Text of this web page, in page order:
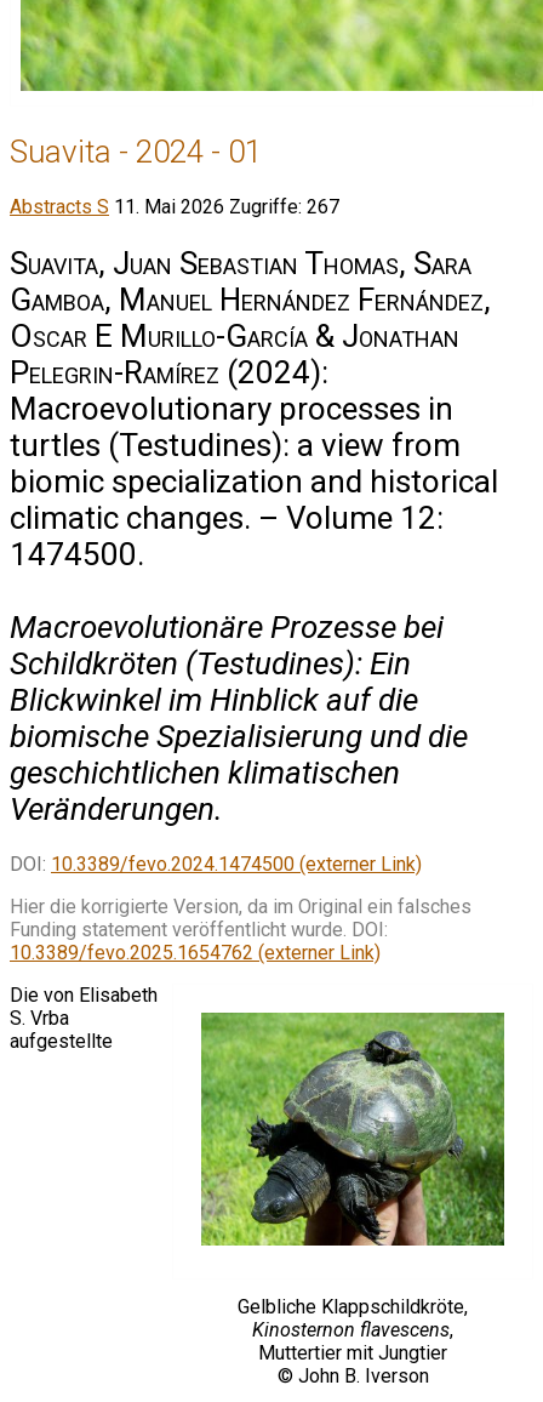
Suavita - 2024 - 01
Abstracts S 11. Mai 2026 Zugriffe: 267
Suavita, Juan Sebastian Thomas, Sara
Gamboa, Manuel Hernández Fernández,
Oscar E Murillo-García & Jonathan
Pelegrin-Ramírez (2024):
Macroevolutionary processes in
turtles (Testudines): a view from
biomic specialization and historical
climatic changes. – Volume 12:
1474500.
Macroevolutionäre Prozesse bei
Schildkröten (Testudines): Ein
Blickwinkel im Hinblick auf die
biomische Spezialisierung und die
geschichtlichen klimatischen
Veränderungen.
DOI: 10.3389/fevo.2024.1474500 (externer Link)
Hier die korrigierte Version, da im Original ein falsches
Funding statement veröffentlicht wurde. DOI:
10.3389/fevo.2025.1654762 (externer Link)
Gelbliche Klappschildkröte,
Kinosternon flavescens,
Muttertier mit Jungtier
© John B. Iverson
Die von Elisabeth
S. Vrba
aufgestellte